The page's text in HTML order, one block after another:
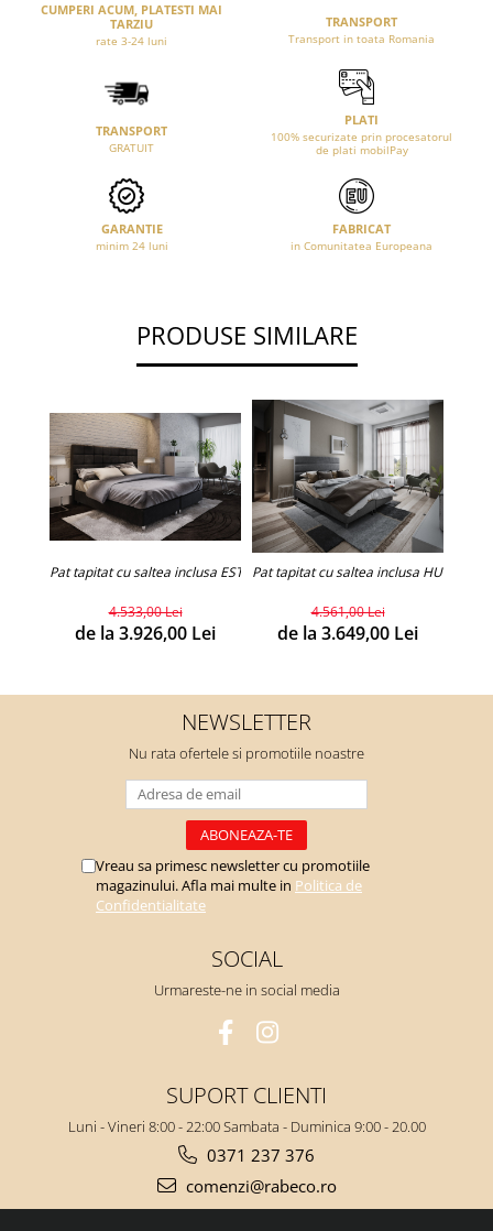
CUMPERI ACUM, PLATESTI MAI
TARZIU
rate 3-24 luni
TRANSPORT
Transport in toata Romania
TRANSPORT
GRATUIT
PLATI
100% securizate prin procesatorul
de plati mobilPay
GARANTIE
minim 24 luni
FABRICAT
in Comunitatea Europeana
PRODUSE SIMILARE
Pat tapitat cu saltea inclusa ESTRELLA
4.533,00 Lei
de la 3.926,00 Lei
Pat tapitat cu saltea inclusa HUGO
4.561,00 Lei
de la 3.649,00 Lei
NEWSLETTER
Nu rata ofertele si promotiile noastre
Vreau sa primesc newsletter cu promotiile
magazinului. Afla mai multe in Politica de
Confidentialitate
SOCIAL
Urmareste-ne in social media
SUPORT CLIENTI
Luni - Vineri 8:00 - 22:00 Sambata - Duminica 9:00 - 20.00
0371 237 376
comenzi@rabeco.ro